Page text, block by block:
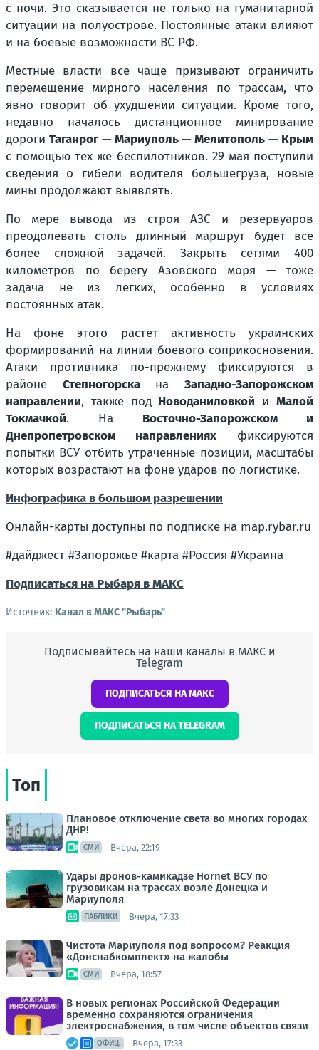
с ночи. Это сказывается не только на гуманитарной
ситуации на полуострове. Постоянные атаки влияют
и на боевые возможности ВС РФ.
Местные власти все чаще призывают ограничить
перемещение мирного населения по трассам, что
явно говорит об ухудшении ситуации. Кроме того,
недавно началось дистанционное минирование
дорогиТаганрог — Мариуполь — Мелитополь — Крым
с помощью тех же беспилотников. 29 мая поступили
сведения о гибели водителя большегруза, новые
мины продолжают выявлять.
По мере вывода из строя АЗС и резервуаров
преодолевать столь длинный маршрут будет все
более сложной задачей. Закрыть сетями 400
километров по берегу Азовского моря — тоже
задача не из легких, особенно в условиях
постоянных атак.
На фоне этого растет активность украинских
формирований на линии боевого соприкосновения.
Атаки противника по-прежнему фиксируются в
районе СтепногорсканаЗападно-Запорожском
направлении, также под Новоданиловкой иМалой
Токмачкой. На Восточно-Запорожском и
Днепропетровском направлениях фиксируются
попытки ВСУ отбить утраченные позиции, масштабы
которых возрастают на фоне ударов по логистике.
Инфографика в большом разрешении
Онлайн-карты доступны по подписке на map.rybar.ru
#дайджест #Запорожье #карта #Россия #Украина
Подписаться на Рыбаря в МАКС
Источник: Канал в МАКС "Рыбарь"
Подписывайтесь на наши каналы в МАКС и
Telegram
ПОДПИСАТЬСЯ НА МАКС
ПОДПИСАТЬСЯ НА TELEGRAM
Топ
Плановое отключение света во многих городах
ДНР!
СМИ Вчера, 22:19
Удары дронов-камикадзе Hornet ВСУ по
грузовикам на трассах возле Донецка и
Мариуполя
ПАБЛИКИ Вчера, 17:33
Чистота Мариуполя под вопросом? Реакция
«Донснабкомплект» на жалобы
СМИ Вчера, 18:57
В новых регионах Российской Федерации
временно сохраняются ограничения
электроснабжения, в том числе объектов связи
ОФИЦ. Вчера, 17:33